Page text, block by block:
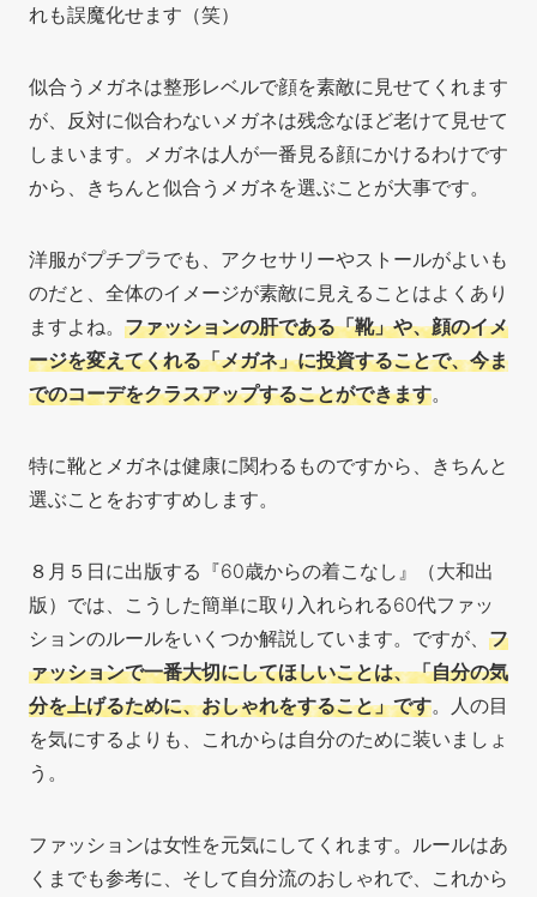
れも誤魔化せます（笑）
似合うメガネは整形レベルで顔を素敵に見せてくれます
が、反対に似合わないメガネは残念なほど老けて見せて
しまいます。メガネは人が一番見る顔にかけるわけです
から、きちんと似合うメガネを選ぶことが大事です。
洋服がプチプラでも、アクセサリーやストールがよいも
のだと、全体のイメージが素敵に見えることはよくあり
ますよね。 ファッションの肝である「靴」や、顔のイメ
ージを変えてくれる「メガネ」に投資することで、今ま
でのコーデをクラスアップすることができます。
特に靴とメガネは健康に関わるものですから、きちんと
選ぶことをおすすめします。
８月５日に出版する『60歳からの着こなし』（大和出
版）では、こうした簡単に取り入れられる60代ファッ
ションのルールをいくつか解説しています。ですが、 フ
ァッションで一番大切にしてほしいことは、「自分の気
分を上げるために、おしゃれをすること」です。人の目
を気にするよりも、これからは自分のために装いましょ
う。
ファッションは女性を元気にしてくれます。ルールはあ
くまでも参考に、そして自分流のおしゃれで、これから